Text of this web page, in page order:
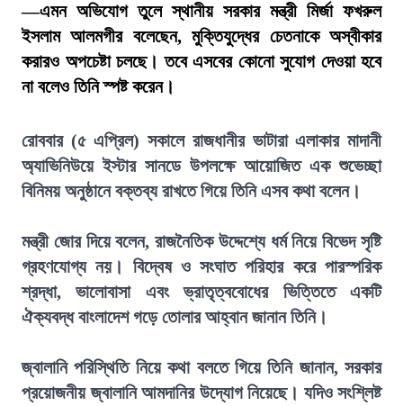
—এমন অভিযোগ তুলে স্থানীয় সরকার মন্ত্রী মির্জা ফখরুল
ইসলাম আলমগীর বলেছেন, মুক্তিযুদ্ধের চেতনাকে অস্বীকার
করারও অপচেষ্টা চলছে। তবে এসবের কোনো সুযোগ দেওয়া হবে
না বলেও তিনি স্পষ্ট করেন।
রোববার (৫ এপ্রিল) সকালে রাজধানীর ভাটারা এলাকার মাদানী
অ্যাভিনিউয়ে ইস্টার সানডে উপলক্ষে আয়োজিত এক শুভেচ্ছা
বিনিময় অনুষ্ঠানে বক্তব্য রাখতে গিয়ে তিনি এসব কথা বলেন।
মন্ত্রী জোর দিয়ে বলেন, রাজনৈতিক উদ্দেশ্যে ধর্ম নিয়ে বিভেদ সৃষ্টি
গ্রহণযোগ্য নয়। বিদ্বেষ ও সংঘাত পরিহার করে পারস্পরিক
শ্রদ্ধা, ভালোবাসা এবং ভ্রাতৃত্ববোধের ভিত্তিতে একটি
ঐক্যবদ্ধ বাংলাদেশ গড়ে তোলার আহ্বান জানান তিনি।
জ্বালানি পরিস্থিতি নিয়ে কথা বলতে গিয়ে তিনি জানান, সরকার
প্রয়োজনীয় জ্বালানি আমদানির উদ্যোগ নিয়েছে। যদিও সংশ্লিষ্ট